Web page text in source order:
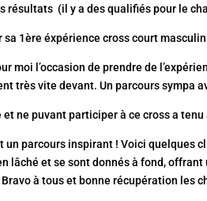
résultats (il y a des qualifiés pour le
1ère éxpérience cross court masculin
moi l’occasion de prendre de
très vite devant. Un parcours sympa
ne puvant participer à ce cross a
un parcours inspirant ! Voici quelques
lâché et se sont donnés à fond,
à tous et bonne récupération les